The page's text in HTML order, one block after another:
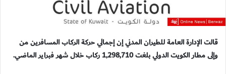
قالت الإدارة العامة للطيران المدني إن إجمالي حركة الركاب المسافرين من
وإلى مطار الكويت الدولي بلغت 1,298,710 ركاب خلال شهر فبراير الماضي.